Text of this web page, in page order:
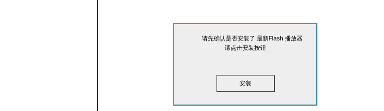
请先确认是否安装了 最新Flash 播放器
请点击安装按钮
安装